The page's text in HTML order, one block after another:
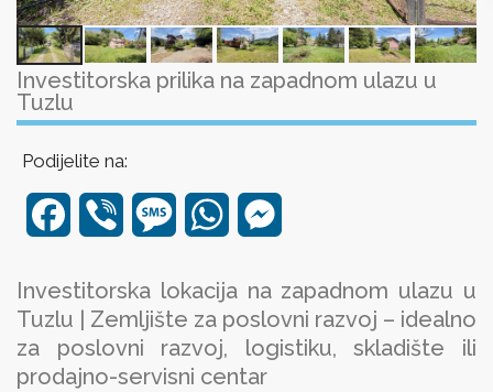
Investitorska prilika na zapadnom ulazu u
Tuzlu
Podijelite na:
Facebook
Viber MessageWhatsApp
Investitorska lokacija na zapadnom ulazu u
Tuzlu | Zemljište za poslovni razvoj – idealno
za poslovni razvoj, logistiku, skladište ili
prodajno-servisni centar